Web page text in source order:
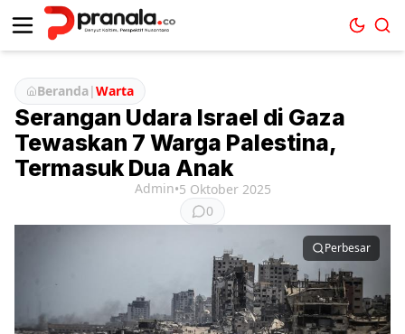
Beranda|Warta
Serangan Udara Israel di Gaza
Tewaskan 7 Warga Palestina,
Termasuk Dua Anak
Admin•5 Oktober 2025
0
Perbesar